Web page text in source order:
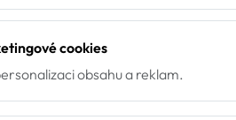
cookies
obsahu a reklam.